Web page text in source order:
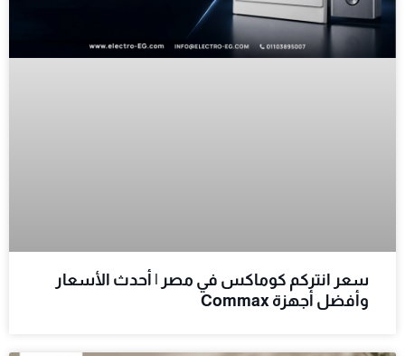
سعر انتركم كوماكس في مصر | أحدث الأسعار
وأفضل أجهزة Commax